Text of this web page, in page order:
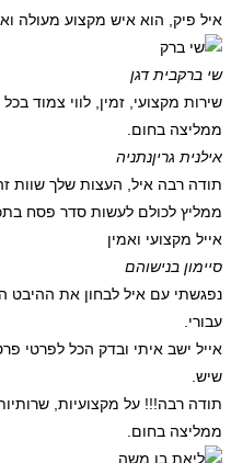
איל פיק, הוא איש מקצוע מעולה
שי ברקבית דגן
שירות מקצועי, זמין, לווי צמוד
ממליצה בחום.
אילנית גריןנתניה
תודה רבה איל, העצות שלך שוות
ממליץ לכולם לעשות סדר פסח
אייל מקצועי ואמין
סיימון בנישוהם
נפגשתי עם איל לבחון את
עבורי.
אייל ישב איתי ובדק הכל לפרטי
שיש.
תודה רבה!!! על מקצועיות,
ממליצה בחום.